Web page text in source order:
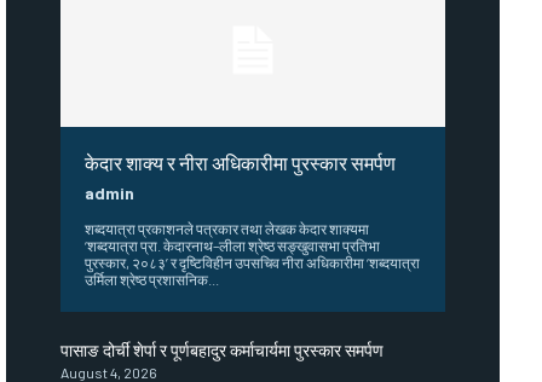
केदार शाक्य र नीरा अधिकारीमा पुरस्कार समर्पण
admin
शब्दयात्रा प्रकाशनले पत्रकार तथा लेखक केदार शाक्यमा
‘शब्दयात्रा प्रा. केदारनाथ–लीला श्रेष्ठ सङ्खुवासभा प्रतिभा
पुरस्कार, २०८३’ र दृष्टिविहीन उपसचिव नीरा अधिकारीमा ‘शब्दयात्रा
उर्मिला श्रेष्ठ प्रशासनिक...
पासाङ दोर्ची शेर्पा र पूर्णबहादुर कर्माचार्यमा पुरस्कार समर्पण
August 4, 2026